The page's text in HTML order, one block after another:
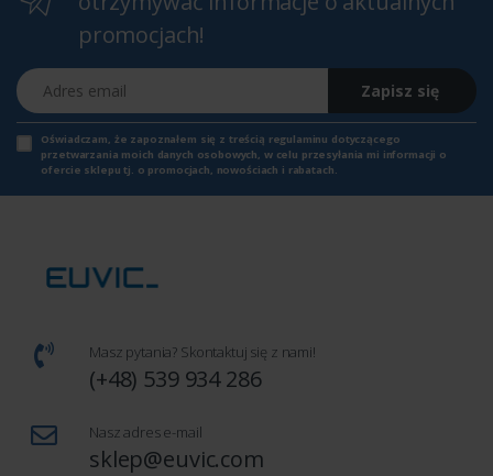
promocjach!
Adres email
Zapisz się
Oświadczam, że zapoznałem się z treścią regulaminu dotyczącego
przetwarzania moich danych osobowych, w celu przesyłania mi informacji o
ofercie sklepu tj. o promocjach, nowościach i rabatach.
Masz pytania? Skontaktuj się z nami!
(+48) 539 934 286
Nasz adres e-mail
sklep@euvic.com